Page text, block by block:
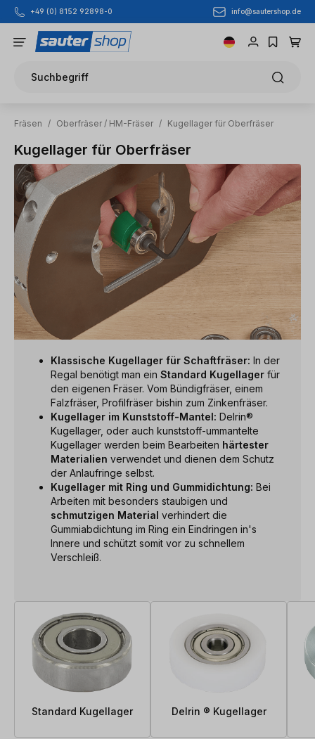
Zum Hauptinhalt springen
+49 (0) 8152 92898-0 info@sautershop.de
Suchbegriff
Fräsen / Oberfräser / HM-Fräser / Kugellager für Oberfräser
Kugellager für Oberfräser
Klassische Kugellager für Schaftfräser: In der
Regal benötigt man ein Standard Kugellager für
den eigenen Fräser. Vom Bündigfräser, einem
Falzfräser, Profilfräser bishin zum Zinkenfräser.
Kugellager im Kunststoff-Mantel: Delrin®
Kugellager, oder auch kunststoff-ummantelte
Kugellager werden beim Bearbeiten härtester
Materialien verwendet und dienen dem Schutz
der Anlaufringe selbst.
Kugellager mit Ring und Gummidichtung: Bei
Arbeiten mit besonders staubigen und
schmutzigen Material verhindert die
Gummiabdichtung im Ring ein Eindringen in's
Innere und schützt somit vor zu schnellem
Verschleiß.
Standard Kugellager Delrin ® Kugellager